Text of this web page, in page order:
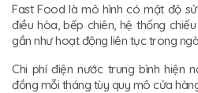
Fast Food là mô hình có mật độ
điều hòa, bếp chiên, hệ thống
gần như hoạt động liên tục trong
Chi phí điện nước trung bình hiện
đồng mỗi tháng tùy quy mô cửa